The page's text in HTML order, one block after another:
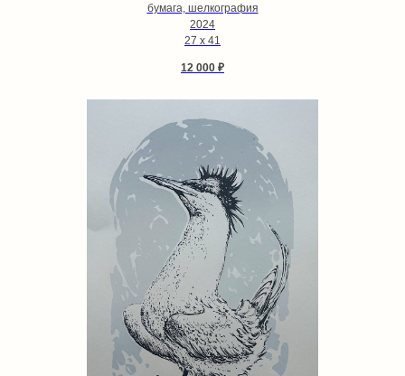
бумага, шелкография
2024
27 х 41
12 000 ₽